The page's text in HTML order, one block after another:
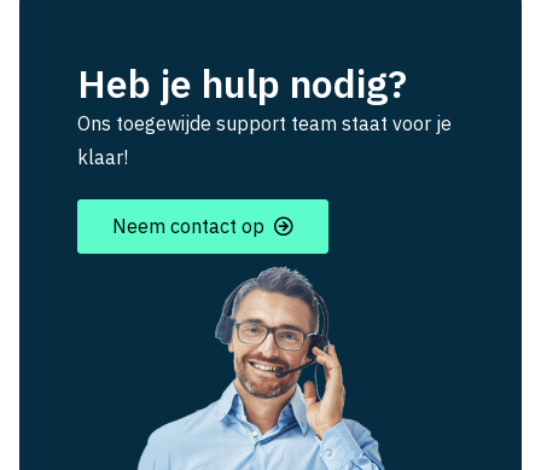
Heb je hulp nodig?
Ons toegewijde support team staat voor je
klaar!
Neem contact op